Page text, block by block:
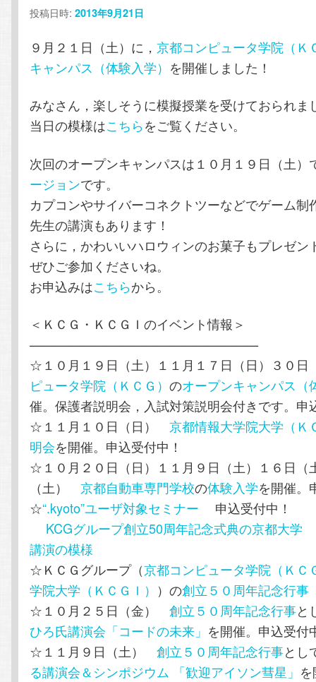
ツ
へ
動
へ
移
投稿日時:2013年9月21日
９月２１日（土）に，京都コンピュータ学院（Ｋ
キャンパス（体験入学） を開催しました！
みなさん，楽しそうに模擬授業を受けておられま
当日の模様はこちらをご覧ください。
次回のオープンキャンパスは１０月１９日（土）
ージョンです。
カプコンやサイバーコネクトツーなどでゲーム制
先生の講演もあります！
さらに，かわいいハロウィンのお菓子もプレゼン
ぜひご参加くださいね。
お申込みはこちらから。
＜ＫＣＧ・ＫＣＧＩのイベント情報＞
——————————————————
☆１０月１９日（土）１１月１７日（日）３０
ピュータ学院（ＫＣＧ）のオープンキャンパス（
催。保護者説明会，入試対策説明会付きです。申
☆１１月１０日（日）京都情報大学院大学（Ｋ
明会を開催。申込受付中！
☆１０月２０日（日）１１月９日（土）１６日（
（土）京都自動車専門学校の体験入学を開催。
☆“.kyoto”ユーザ対象セミナー
申込受付中！
KCGグループ創立50周年記念式典の京都大学
講演の模様
☆ＫＣＧグループ（京都コンピュータ学院（ＫＣ
学院大学（ＫＣＧＩ） ）の創立５０周年記念行事
☆１０月２５日（金）創立５０周年記念行事と
ひろ氏講演会「コードの未来」 を開催。申込受付
☆１１月９日（土）創立５０周年記念行事とし
る講演会＆シンポジウム 「歓迎アイソン彗星」